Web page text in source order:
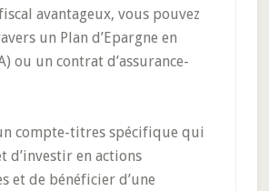
avantageux, vous pouvez
un Plan d’Epargne en
ou un contrat d’assurance-
compte-titres spécifique qui
d’investir en actions
et de bénéficier d’une